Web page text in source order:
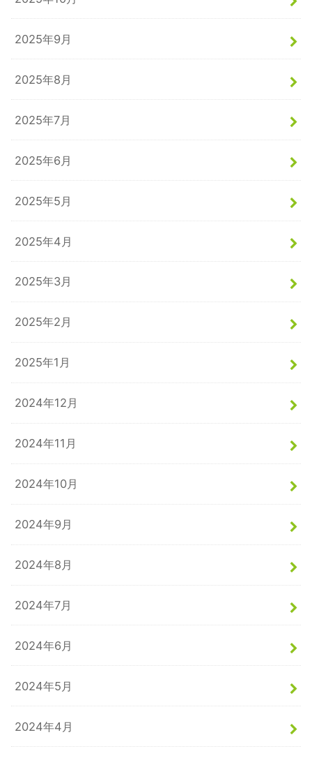
2025年9月
2025年8月
2025年7月
2025年6月
2025年5月
2025年4月
2025年3月
2025年2月
2025年1月
2024年12月
2024年11月
2024年10月
2024年9月
2024年8月
2024年7月
2024年6月
2024年5月
2024年4月